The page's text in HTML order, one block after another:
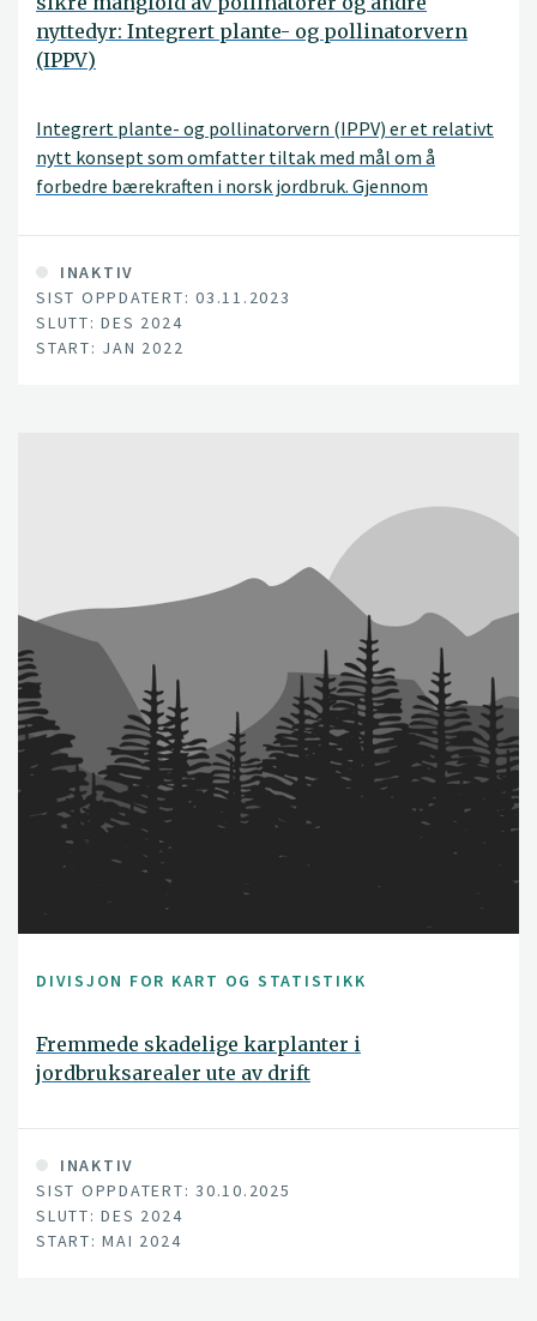
nyttedyr: Integrert plante- og pollinatorvern
(IPPV)
Integrert plante- og pollinatorvern (IPPV) er et relativt
nytt konsept som omfatter tiltak med mål om å
forbedre bærekraften i norsk jordbruk. Gjennom
biologisk mangfold i jordbrukslandskapet, både for å
begrense bruk av plantevernmidler og forbedre
pollineringen. Både pollinering og naturlig
skadedyrkontroll er viktige økosystemtjenester som
jordbruket kan dra stor nytte av. I dette prosjektet
INAKTIV
SIST OPPDATERT: 03.11.2023
SLUTT: DES 2024
START: JAN 2022
DIVISJON FOR KART OG STATISTIKK
Fremmede skadelige karplanter i
jordbruksarealer ute av drift
INAKTIV
SIST OPPDATERT: 30.10.2025
SLUTT: DES 2024
START: MAI 2024